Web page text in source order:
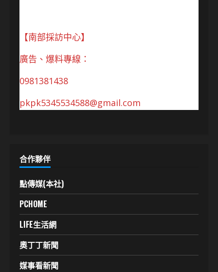
【南部採訪中心】
廣告、爆料專線：
0981381438
pkpk5345534588@gmail.com
合作夥伴
點傳媒(本社)
PCHOME
LIFE生活網
奧丁丁新聞
媒事看新聞